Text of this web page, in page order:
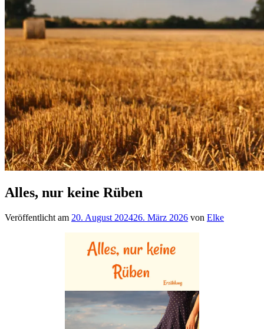
Alles, nur keine Rüben
Veröffentlicht am 20. August 202426. März 2026 von Elke